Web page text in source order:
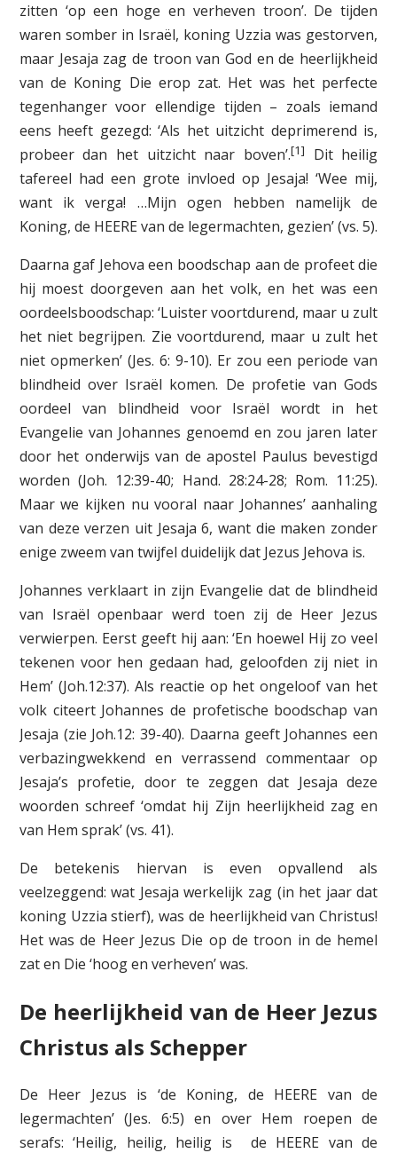
zitten ‘op een hoge en verheven troon’. De tijden
waren somber in Israël, koning Uzzia was gestorven,
maar Jesaja zag de troon van God en de heerlijkheid
van de Koning Die erop zat. Het was het perfecte
tegenhanger voor ellendige tijden – zoals iemand
eens heeft gezegd: ‘Als het uitzicht deprimerend is,
probeer dan het uitzicht naar boven’.[1]
Dit heilig
tafereel had een grote invloed op Jesaja! ‘Wee mij,
want ik verga! …Mijn ogen hebben namelijk de
Koning, de HEERE van de legermachten, gezien’ (vs. 5).
Daarna gaf Jehova een boodschap aan de profeet die
hij moest doorgeven aan het volk, en het was een
oordeelsboodschap: ‘Luister voortdurend, maar u zult
het niet begrijpen. Zie voortdurend, maar u zult het
niet opmerken’ (Jes. 6: 9-10). Er zou een periode van
blindheid over Israël komen. De profetie van Gods
oordeel van blindheid voor Israël wordt in het
Evangelie van Johannes genoemd en zou jaren later
door het onderwijs van de apostel Paulus bevestigd
worden (Joh. 12:39-40; Hand. 28:24-28; Rom. 11:25).
Maar we kijken nu vooral naar Johannes’ aanhaling
van deze verzen uit Jesaja 6, want die maken zonder
enige zweem van twijfel duidelijk dat Jezus Jehova is.
Johannes verklaart in zijn Evangelie dat de blindheid
van Israël openbaar werd toen zij de Heer Jezus
verwierpen. Eerst geeft hij aan: ‘En hoewel Hij zo veel
tekenen voor hen gedaan had, geloofden zij niet in
Hem’ (Joh.12:37). Als reactie op het ongeloof van het
volk citeert Johannes de profetische boodschap van
Jesaja (zie Joh.12: 39-40). Daarna geeft Johannes een
verbazingwekkend en verrassend commentaar op
Jesaja’s profetie, door te zeggen dat Jesaja deze
woorden schreef ‘omdat hij Zijn heerlijkheid zag en
van Hem sprak’ (vs. 41).
De betekenis hiervan is even opvallend als
veelzeggend: wat Jesaja werkelijk zag (in het jaar dat
koning Uzzia stierf), was de heerlijkheid van Christus!
Het was de Heer Jezus Die op de troon in de hemel
zat en Die ‘hoog en verheven’ was.
De heerlijkheid van de Heer Jezus
Christus als Schepper
De Heer Jezus is ‘de Koning, de HEERE van de
legermachten’ (Jes. 6:5) en over Hem roepen de
serafs: ‘Heilig, heilig, heilig is de HEERE van de